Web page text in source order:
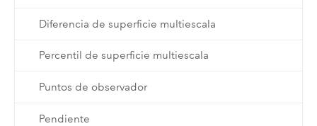
Diferencia de superficie multiescala
Percentil de superficie multiescala
Puntos de observador
Pendiente